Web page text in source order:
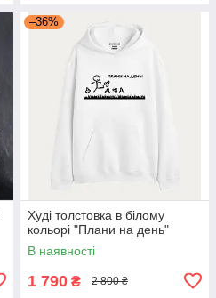
–36%
Худі толстовка в білому
кольорі "Плани на день"
В наявності
1 790 ₴ 2 800 ₴